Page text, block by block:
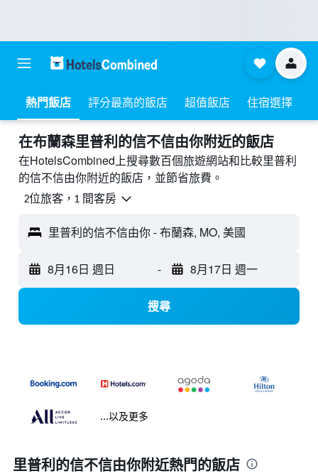
熱門飯店 評分最高的飯店 超值飯店 住宿選擇
​在布蘭森里普利的信不信由你附近​的飯店
在HotelsCombined上搜尋數百個旅遊網站和比較里普利
的信不信由你附近的飯店，並節省旅費。
2位旅客，1 間客房
里普利的信不信由你 - 布蘭森, MO, 美國
8月16日 週日 - 8月17日 週一
搜尋
...以及更多
里普利的信不信由你附近熱門的飯店